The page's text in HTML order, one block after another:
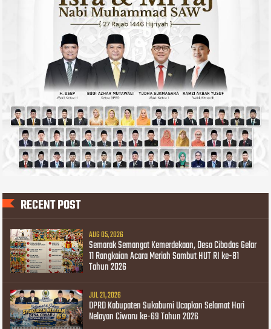
RECENT POST
AUG 05, 2026
Semarak Semangat Kemerdekaan, Desa Cibodas Gelar
11 Rangkaian Acara Meriah Sambut HUT RI ke-81
Tahun 2026
JUL 21, 2026
DPRD Kabupaten Sukabumi Ucapkan Selamat Hari
Nelayan Ciwaru ke-69 Tahun 2026